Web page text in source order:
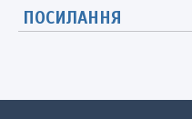
ПОСИЛАННЯ